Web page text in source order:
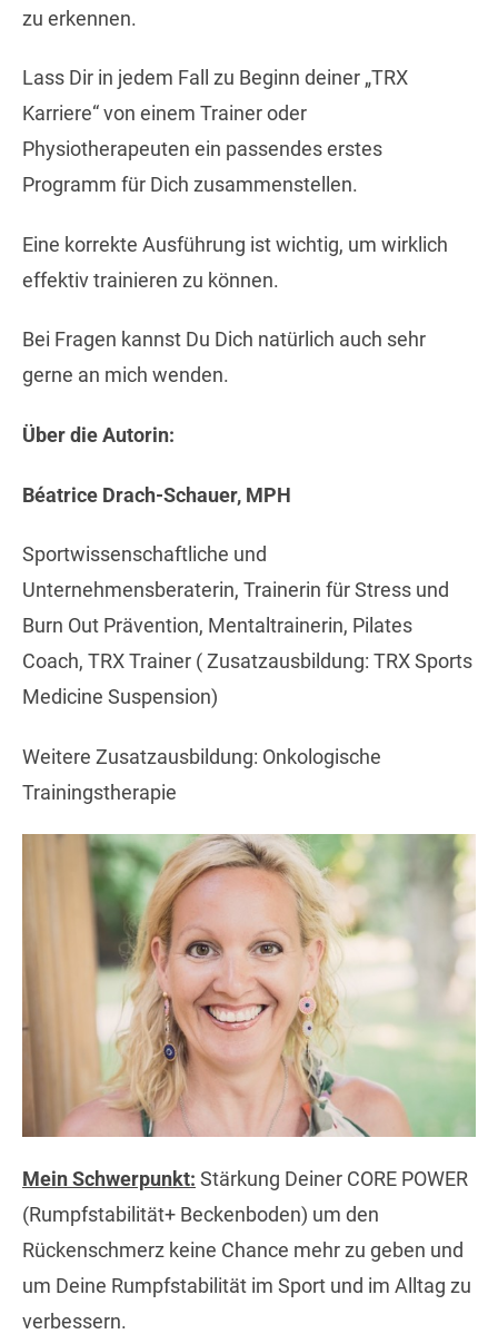
zu erkennen.
Lass Dir in jedem Fall zu Beginn deiner „TRX
Karriere“ von einem Trainer oder
Physiotherapeuten ein passendes erstes
Programm für Dich zusammenstellen.
Eine korrekte Ausführung ist wichtig, um wirklich
effektiv trainieren zu können.
Bei Fragen kannst Du Dich natürlich auch sehr
gerne an mich wenden.
Über die Autorin:
Béatrice Drach-Schauer, MPH
Sportwissenschaftliche und
Unternehmensberaterin, Trainerin für Stress und
Burn Out Prävention, Mentaltrainerin, Pilates
Coach, TRX Trainer ( Zusatzausbildung: TRX Sports
Medicine Suspension)
Weitere Zusatzausbildung: Onkologische
Trainingstherapie
Mein Schwerpunkt: Stärkung Deiner CORE POWER
(Rumpfstabilität+ Beckenboden) um den
Rückenschmerz keine Chance mehr zu geben und
um Deine Rumpfstabilität im Sport und im Alltag zu
verbessern.